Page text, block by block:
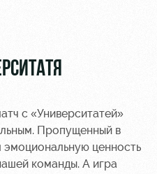
с «Университатей»
Пропущенный в
ценность
команды. А игра